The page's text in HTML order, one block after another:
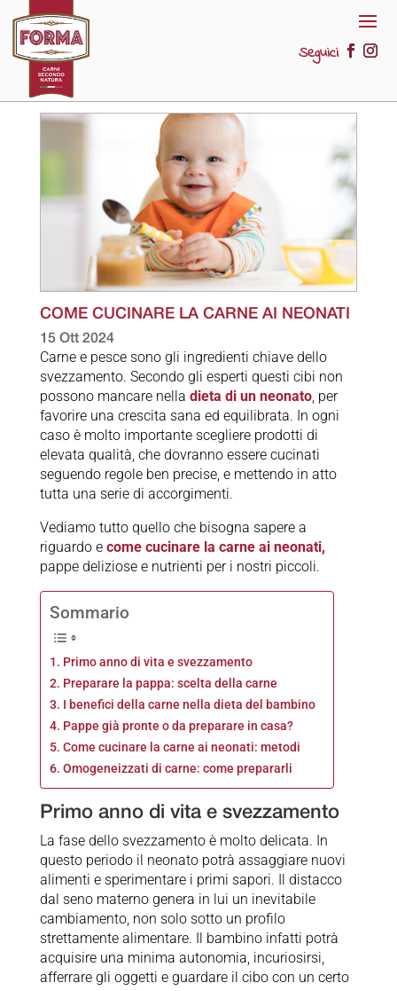
Seguici
COME CUCINARE LA CARNE AI NEONATI
15 Ott 2024
Carne e pesce sono gli ingredienti chiave dello
svezzamento. Secondo gli esperti questi cibi non
possono mancare nella dieta di un neonato, per
favorire una crescita sana ed equilibrata. In ogni
caso è molto importante scegliere prodotti di
elevata qualità, che dovranno essere cucinati
seguendo regole ben precise, e mettendo in atto
tutta una serie di accorgimenti.
Vediamo tutto quello che bisogna sapere a
riguardo e come cucinare la carne ai neonati,
pappe deliziose e nutrienti per i nostri piccoli.
Sommario
Primo anno di vita e svezzamento
Preparare la pappa: scelta della carne
I benefici della carne nella dieta del bambino
Pappe già pronte o da preparare in casa?
Come cucinare la carne ai neonati: metodi
Omogeneizzati di carne: come prepararli
Primo anno di vita e svezzamento
La fase dello svezzamento è molto delicata. In
questo periodo il neonato potrà assaggiare nuovi
alimenti e sperimentare i primi sapori. Il distacco
dal seno materno genera in lui un inevitabile
cambiamento, non solo sotto un profilo
strettamente alimentare. Il bambino infatti potrà
acquisire una minima autonomia, incuriosirsi,
afferrare gli oggetti e guardare il cibo con un certo